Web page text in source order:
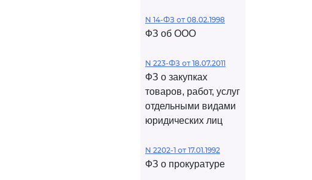
N 14-ФЗ от 08.02.1998
ФЗ об ООО
N 223-ФЗ от 18.07.2011
ФЗ о закупках
товаров, работ, услуг
отдельными видами
юридических лиц
N 2202-1 от 17.01.1992
ФЗ о прокуратуре